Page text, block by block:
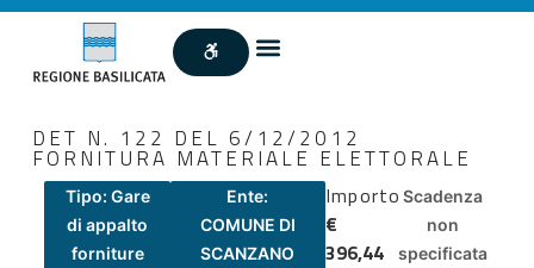
DET N. 122 DEL 6/12/2012
FORNITURA MATERIALE ELETTORALE
Tipo: Gare
di appalto
forniture
Ente:
COMUNE DI
SCANZANO
Importo
€
396,44
Scadenza
non
specificata